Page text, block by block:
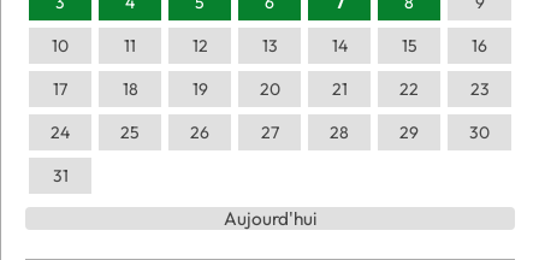
10
11 12 13 14 15
16
17
18 19 20 21 22
23
24
25 26 27 28 29
30
31
Aujourd'hui